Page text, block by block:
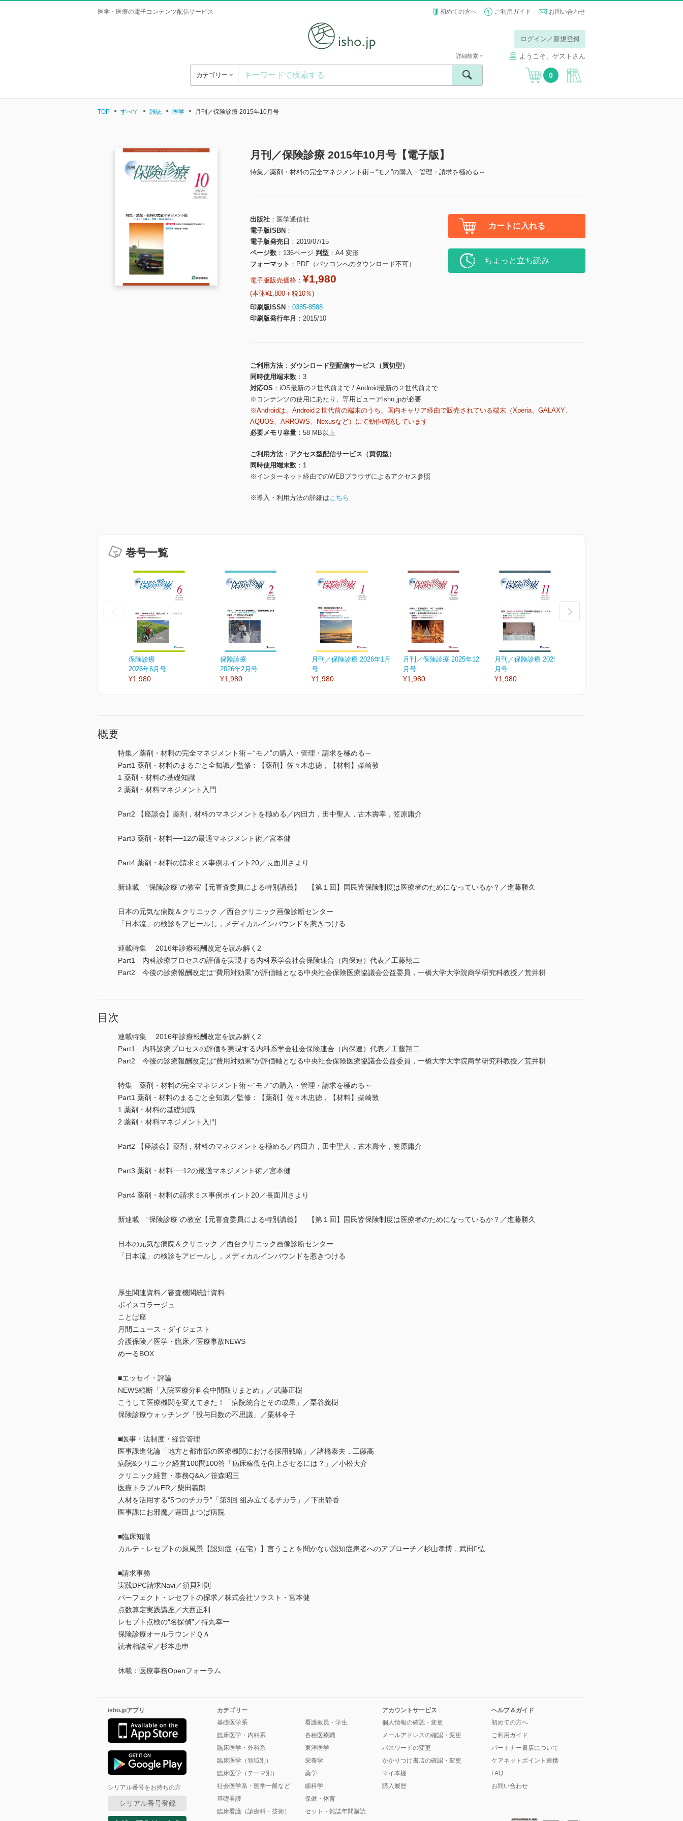
医学・医療の電子コンテンツ配信サービス 初めての方へ ご利用ガイド お問い合わせ
ログイン／新規登録
ようこそ、ゲストさん
カテゴリー
詳細検索
0
TOP すべて 雑誌 医学 月刊／保険診療 2015年10月号
月刊／保険診療 2015年10月号【電子版】
特集／薬剤・材料の完全マネジメント術～“モノ”の購入・管理・請求を極める～
出版社
医学通信社
電子版ISBN
電子版発売日
2019/07/15
ページ数
136ページ 判型
A4 変形
フォーマット
PDF（パソコンへのダウンロード不可）
電子版販売価格： ¥1,980
(本体¥1,800＋税10％)
印刷版ISSN
0385-8588
印刷版発行年月
2015/10
カートに入れる
ちょっと立ち読み
ご利用方法
ダウンロード型配信サービス（買切型）
同時使用端末数
3
対応OS
iOS最新の２世代前まで / Android最新の２世代前まで
※コンテンツの使用にあたり、専用ビューアisho.jpが必要
※Androidは、Android２世代前の端末のうち、国内キャリア経由で販売されている端末（Xperia、GALAXY、
AQUOS、ARROWS、Nexusなど）にて動作確認しています
必要メモリ容量
58 MB以上
ご利用方法
アクセス型配信サービス（買切型）
同時使用端末数
1
※インターネット経由でのWEBブラウザによるアクセス参照
※導入・利用方法の詳細はこちら
巻号一覧
保険診療
2026年6月号
¥1,980
保険診療
2026年2月号
¥1,980
月刊／保険診療 2026年1月
号
¥1,980
月刊／保険診療 2025年12
月号
¥1,980
月刊／保険診療 2025年11
月号
¥1,980
概要
特集／薬剤・材料の完全マネジメント術～“モノ”の購入・管理・請求を極める～
Part1 薬剤・材料のまるごと全知識／監修：【薬剤】佐々木忠徳，【材料】柴崎敦
1 薬剤・材料の基礎知識
2 薬剤・材料マネジメント入門
Part2 【座談会】薬剤，材料のマネジメントを極める／内田力，田中聖人，古木壽幸，笠原庸介
Part3 薬剤・材料──12の最適マネジメント術／宮本健
Part4 薬剤・材料の請求ミス事例ポイント20／長面川さより
新連載 “保険診療”の教室【元審査委員による特別講義】 【第１回】国民皆保険制度は医療者のためになっているか？／進藤勝久
日本の元気な病院＆クリニック ／西台クリニック画像診断センター
「日本流」の検診をアピールし，メディカルインバウンドを惹きつける
連載特集 2016年診療報酬改定を読み解く2
Part1 内科診療プロセスの評価を実現する内科系学会社会保険連合（内保連）代表／工藤翔二
Part2 今後の診療報酬改定は“費用対効果”が評価軸となる中央社会保険医療協議会公益委員，一橋大学大学院商学研究科教授／荒井耕
目次
連載特集 2016年診療報酬改定を読み解く2
Part1 内科診療プロセスの評価を実現する内科系学会社会保険連合（内保連）代表／工藤翔二
Part2 今後の診療報酬改定は“費用対効果”が評価軸となる中央社会保険医療協議会公益委員，一橋大学大学院商学研究科教授／荒井耕
特集 薬剤・材料の完全マネジメント術～“モノ”の購入・管理・請求を極める～
Part1 薬剤・材料のまるごと全知識／監修：【薬剤】佐々木忠徳，【材料】柴崎敦
1 薬剤・材料の基礎知識
2 薬剤・材料マネジメント入門
Part2 【座談会】薬剤，材料のマネジメントを極める／内田力，田中聖人，古木壽幸，笠原庸介
Part3 薬剤・材料──12の最適マネジメント術／宮本健
Part4 薬剤・材料の請求ミス事例ポイント20／長面川さより
新連載 “保険診療”の教室【元審査委員による特別講義】 【第１回】国民皆保険制度は医療者のためになっているか？／進藤勝久
日本の元気な病院＆クリニック ／西台クリニック画像診断センター
「日本流」の検診をアピールし，メディカルインバウンドを惹きつける
厚生関連資料／審査機関統計資料
ボイスコラージュ
ことば座
月間ニュース・ダイジェスト
介護保険／医学・臨床／医療事故NEWS
めーるBOX
■エッセイ・評論
NEWS縦断「入院医療分科会中間取りまとめ」／武藤正樹
こうして医療機関を変えてきた！「病院統合とその成果」／栗谷義樹
保険診療ウォッチング「投与日数の不思議」／栗林令子
■医事・法制度・経営管理
医事課進化論「地方と都市部の医療機関における採用戦略」／諸橋泰夫，工藤高
病院&クリニック経営100問100答「病床稼働を向上させるには？」／小松大介
クリニック経営・事務Q&A／笹森昭三
医療トラブルER／柴田義朗
人材を活用する“5つのチカラ”「第3回 組み立てるチカラ」／下田静香
医事課にお邪魔／蓮田よつば病院
■臨床知識
カルテ・レセプトの原風景【認知症（在宅）】言うことを聞かない認知症患者へのアプローチ／杉山孝博，武田弘
■請求事務
実践DPC請求Navi／須貝和則
パーフェクト・レセプトの探求／株式会社ソラスト・宮本健
点数算定実践講座／大西正利
レセプト点検の“名探偵”／持丸幸一
保険診療オールラウンドＱＡ
読者相談室／杉本恵申
休載：医療事務Openフォーラム
isho.jpアプリ
シリアル番号をお持ちの方
シリアル番号登録
カテゴリー
基礎医学系
臨床医学・内科系
臨床医学・外科系
臨床医学（領域別）
臨床医学（テーマ別）
社会医学系・医学一般など
基礎看護
臨床看護（診療科・技術）
看護教員・学生
各種医療職
東洋医学
栄養学
薬学
歯科学
保健・体育
セット・雑誌年間購読
アカウントサービス
個人情報の確認・変更
メールアドレスの確認・変更
パスワードの変更
かかりつけ書店の確認・変更
マイ本棚
購入履歴
ヘルプ＆ガイド
初めての方へ
ご利用ガイド
パートナー書店について
ケアネットポイント連携
FAQ
お問い合わせ